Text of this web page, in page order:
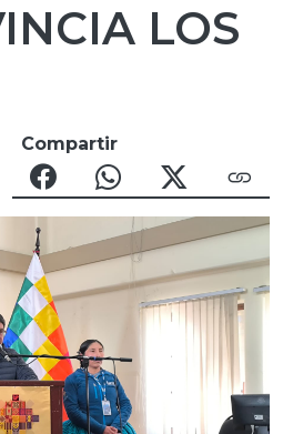
LOS
Compartir